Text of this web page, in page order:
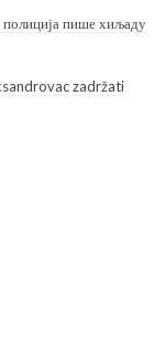
полиција пише хиљаду
zadržati